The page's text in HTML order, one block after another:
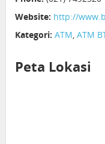
Website: http://
Kategori: ATM, ATM
Peta Lokasi